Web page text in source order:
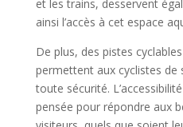
et les trains, desservent
ainsi l’accès à cet espace
De plus, des pistes
permettent aux cyclistes de
toute sécurité.
pensée pour répondre aux